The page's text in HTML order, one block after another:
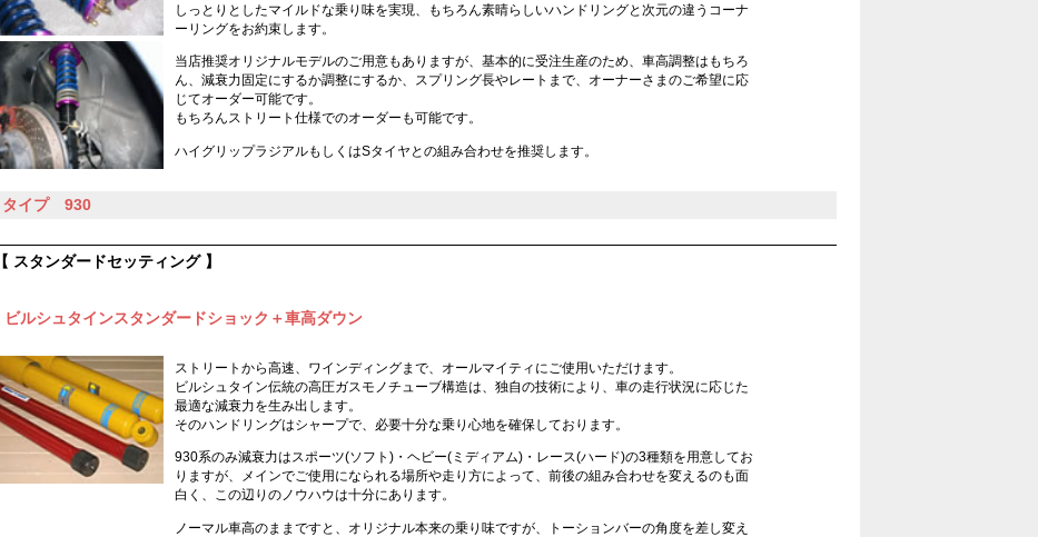
しっとりとしたマイルドな乗り味を実現、もちろん素晴らしいハンドリングと次元の違うコーナ
ーリングをお約束します。
当店推奨オリジナルモデルのご用意もありますが、基本的に受注生産のため、車高調整はもちろ
ん、減衰力固定にするか調整にするか、スプリング長やレートまで、オーナーさまのご希望に応
じてオーダー可能です。
もちろんストリート仕様でのオーダーも可能です。
ハイグリップラジアルもしくはSタイヤとの組み合わせを推奨します。
タイプ 930
【 スタンダードセッティング 】
ビルシュタインスタンダードショック＋車高ダウン
ストリートから高速、ワインディングまで、オールマイティにご使用いただけます。
ビルシュタイン伝統の高圧ガスモノチューブ構造は、独自の技術により、車の走行状況に応じた
最適な減衰力を生み出します。
そのハンドリングはシャープで、必要十分な乗り心地を確保しております。
930系のみ減衰力はスポーツ(ソフト)・ヘビー(ミディアム)・レース(ハード)の3種類を用意してお
りますが、メインでご使用になられる場所や走り方によって、前後の組み合わせを変えるのも面
白く、この辺りのノウハウは十分にあります。
ノーマル車高のままですと、オリジナル本来の乗り味ですが、トーションバーの角度を差し変え